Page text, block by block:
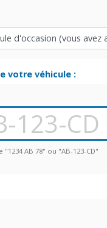
votre véhicule :
"1234 AB 78" ou "AB-123-CD"